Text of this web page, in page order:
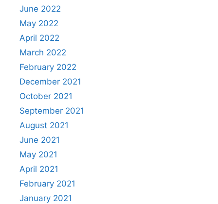
June 2022
May 2022
April 2022
March 2022
February 2022
December 2021
October 2021
September 2021
August 2021
June 2021
May 2021
April 2021
February 2021
January 2021